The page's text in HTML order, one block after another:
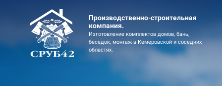
Производственно-строительная
компания.
Изготовление комплектов домов, бань,
беседок, монтаж в Кемеровской и соседних
областях.